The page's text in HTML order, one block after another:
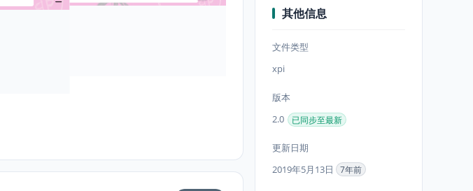
其他信息
文件类型
xpi
版本
2.0
已同步至最新
更新日期
2019年5月13日
7年前